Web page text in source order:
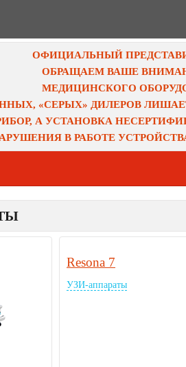
ОФИЦИАЛЬНЫЙ
ОБРАЩАЕМ ВАШЕ
МЕДИЦИНСКОГО
«СЕРЫХ» ДИЛЕРОВ
А УСТАНОВКА
В РАБОТЕ
Resona 7
УЗИ-аппараты